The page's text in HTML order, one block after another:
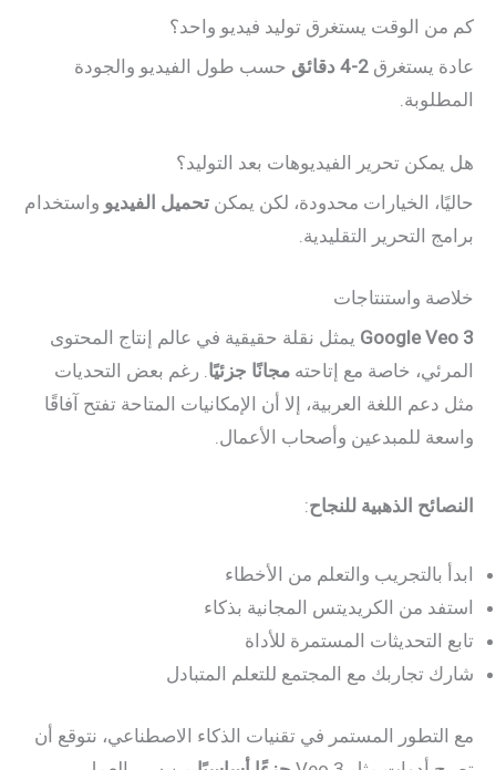
كم من الوقت يستغرق توليد فيديو واحد؟
عادة يستغرق 2-4 دقائق
حسب طول الفيديو والجودة
المطلوبة.
هل يمكن تحرير الفيديوهات بعد التوليد؟
حاليًا، الخيارات محدودة، لكن يمكن تحميل الفيديو واستخدام
برامج التحرير التقليدية.
خلاصة واستنتاجات
Google Veo 3 يمثل نقلة حقيقية في عالم إنتاج المحتوى
المرئي، خاصة مع إتاحته مجانًا جزئيًا . رغم بعض التحديات
مثل دعم اللغة العربية، إلا أن الإمكانيات المتاحة تفتح آفاقًا
واسعة للمبدعين وأصحاب الأعمال.
النصائح الذهبية للنجاح:
ابدأ بالتجريب والتعلم من الأخطاء
استفد من الكريديتس المجانية بذكاء
تابع التحديثات المستمرة للأداة
شارك تجاربك مع المجتمع للتعلم المتبادل
مع التطور المستمر في تقنيات الذكاء الاصطناعي، نتوقع أن